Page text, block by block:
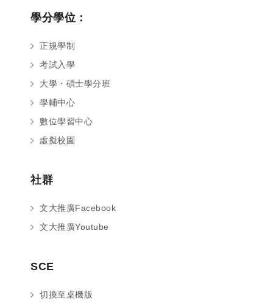
學分學位：
正規學制
考試入學
大學・碩士學分班
學輔中心
數位學習中心
虛擬校園
社群
文大推廣Facebook
文大推廣Youtube
SCE
切換至桌機版